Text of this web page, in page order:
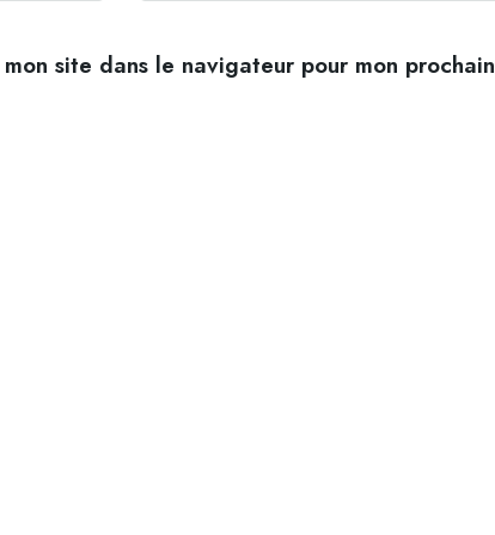
site dans le navigateur pour mon prochain